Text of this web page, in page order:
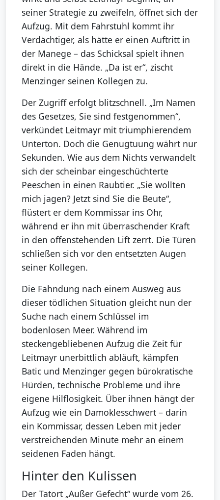
seiner Strategie zu zweifeln, öffnet sich der
Aufzug. Mit dem Fahrstuhl kommt ihr
Verdächtiger, als hätte er einen Auftritt in
der Manege – das Schicksal spielt ihnen
direkt in die Hände. „Da ist er“, zischt
Menzinger seinen Kollegen zu.
Der Zugriff erfolgt blitzschnell. „Im Namen
des Gesetzes, Sie sind festgenommen“,
verkündet Leitmayr mit triumphierendem
Unterton. Doch die Genugtuung währt nur
Sekunden. Wie aus dem Nichts verwandelt
sich der scheinbar eingeschüchterte
Peeschen in einen Raubtier. „Sie wollten
mich jagen? Jetzt sind Sie die Beute“,
flüstert er dem Kommissar ins Ohr,
während er ihn mit überraschender Kraft
in den offenstehenden Lift zerrt. Die Türen
schließen sich vor den entsetzten Augen
seiner Kollegen.
Die Fahndung nach einem Ausweg aus
dieser tödlichen Situation gleicht nun der
Suche nach einem Schlüssel im
bodenlosen Meer. Während im
steckengebliebenen Aufzug die Zeit für
Leitmayr unerbittlich abläuft, kämpfen
Batic und Menzinger gegen bürokratische
Hürden, technische Probleme und ihre
eigene Hilflosigkeit. Über ihnen hängt der
Aufzug wie ein Damoklesschwert – darin
ein Kommissar, dessen Leben mit jeder
verstreichenden Minute mehr an einem
seidenen Faden hängt.
Hinter den Kulissen
Der Tatort „Außer Gefecht“ wurde vom 26.